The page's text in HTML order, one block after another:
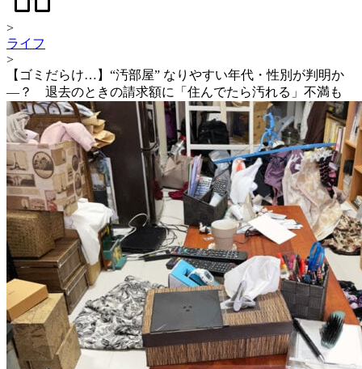
>
ライフ
>
【ゴミだらけ…】“汚部屋” なりやすい年代・性別が判明か
―？ 退去のときの請求額に「住んでたら汚れる」不満も